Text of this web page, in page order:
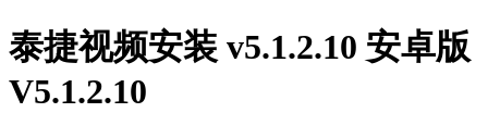
泰捷视频安装 v5.1.2.10 安卓版
V5.1.2.10